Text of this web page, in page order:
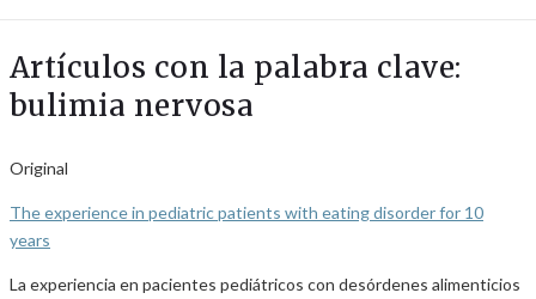
Artículos con la palabra clave:
bulimia nervosa
Original
The experience in pediatric patients with eating disorder for 10
years
La experiencia en pacientes pediátricos con desórdenes alimenticios